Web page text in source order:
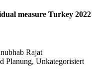
measure Turkey 2022
Rajat
Planung, Unkategorisiert